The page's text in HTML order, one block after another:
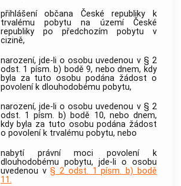
přihlášení občana České republiky k
trvalému pobytu na území České
republiky po předchozím pobytu v
cizině,
narození, jde-li o osobu uvedenou v § 2
odst. 1 písm. b) bodě 9, nebo dnem, kdy
byla za tuto osobu podána žádost o
povolení k dlouhodobému pobytu,
narození, jde-li o osobu uvedenou v § 2
odst. 1 písm. b) bodě 10, nebo dnem,
kdy byla za tuto osobu podána žádost
o povolení k trvalému pobytu, nebo
nabytí právní moci povolení k
dlouhodobému pobytu, jde-li o osobu
uvedenou v§ 2 odst. 1 písm. b) bodě
11.